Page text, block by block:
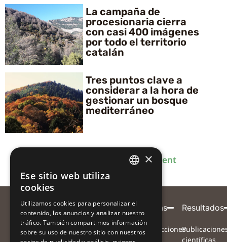
La campaña de
procesionaria cierra
con casi 400 imágenes
por todo el territorio
catalán
Tres puntos clave a
considerar a la hora de
gestionar un bosque
mediterráneo
4 Següent
Entidad
coordinadora
Con
el
apoyo
Con
la
colaboración
Participa
¿Qué
queremos
Proyecto
Proyecto
Equipo
Alertas
Instrucciones
Resultados
científicas
SPANISH
×
Ese sitio web utiliza
cookies
Utilizamos cookies para personalizar el
contenido, los anuncios y analizar nuestro
tráfico. También compartimos información
sobre su uso de nuestro sitio con nuestros